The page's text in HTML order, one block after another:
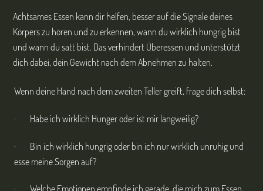
Achtsames Essen kann dir helfen, besser auf die Signale deines
Körpers zu hören und zu erkennen, wann du wirklich hungrig bist
und wann du satt bist. Das verhindert Überessen und unterstützt
dich dabei, dein Gewicht nach dem Abnehmen zu halten.
Wenn deine Hand nach dem zweiten Teller greift, frage dich selbst:
· Habe ich wirklich Hunger oder ist mir langweilig?
· Bin ich wirklich hungrig oder bin ich nur wirklich unruhig und
esse meine Sorgen auf?